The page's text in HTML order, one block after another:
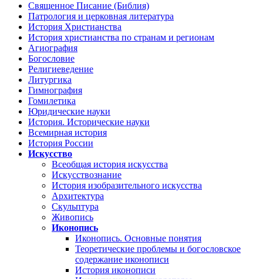
Священное Писание (Библия)
Патрология и церковная литература
История Христианства
История христианства по странам и регионам
Агиография
Богословие
Религиеведение
Литургика
Гимнография
Гомилетика
Юридические науки
История. Исторические науки
Всемирная история
История России
Искусство
Всеобщая история искусства
Искусствознание
История изобразительного искусства
Архитектура
Скульптура
Живопись
Иконопись
Иконопись. Основные понятия
Теоретические проблемы и богословское
содержание иконописи
История иконописи